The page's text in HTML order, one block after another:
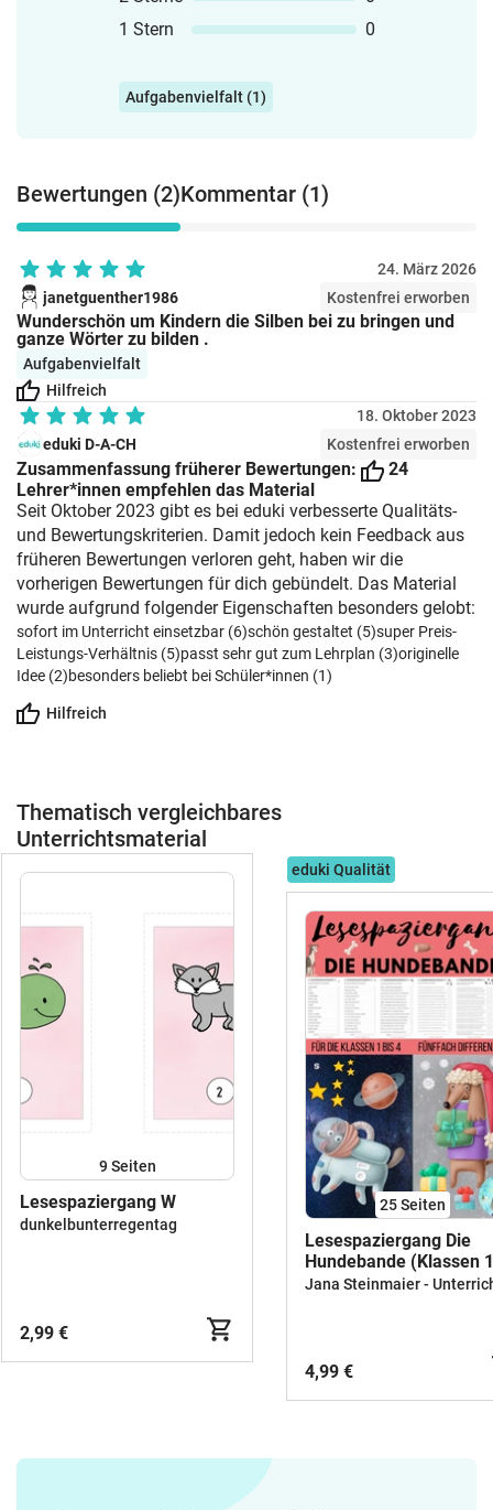
kleinen Teilen sind Wörter viel leichter
akustisch, visuell und motorisch zu
schreiben.Der entscheidende Faktor bei
der silbenorientierten Lese-
visuell-akustische Einheiten (also Silben)
angeboten und Analyse- bzw.
Segmentierstrategien gelernt
werden. Während des Trainings sollen
Wörtern in Silben und das Konzept der
Silbe (jede Silbe enthält einen Vokal)
schriftlich vorgegebenen Wörtern in
Wörtern geübt werden.Die
Aufgabenstellungen:· Silben
klatschen oder schwingen· Welche
Silbe passt hier? - "Ordne die Silben zu!"·
Silben finden und
zusammenlegentags: #Silben lesen #mit
Silben lesen lernen #Silbenmethode
#Silbenschwingen #Silbenspiel #Silben
Spiele #Freiarbeitsmaterial Deutsch
#Anfangsunterricht Deutsch #Silben in
#Silbenklatschen #wachsendes
Materialpaket #Sparpaket Deutsch#
Freiarbeitsmaterial Deutsch
1 Stern
0
Aufgabenvielfalt (1)
Bewertungen (2)Kommentar (1)
24. März 2026
janetguenther1986
Kostenfrei erworben
Wunderschön um Kindern die Silben bei zu bringen und
ganze Wörter zu bilden .
Aufgabenvielfalt
Hilfreich
18. Oktober 2023
eduki D-A-CH
Kostenfrei erworben
Zusammenfassung früherer Bewertungen:
24
Lehrer*innen empfehlen das Material
Seit Oktober 2023 gibt es bei eduki verbesserte Qualitäts-
und Bewertungskriterien. Damit jedoch kein Feedback aus
früheren Bewertungen verloren geht, haben wir die
vorherigen Bewertungen für dich gebündelt. Das Material
wurde aufgrund folgender Eigenschaften besonders gelobt:
sofort im Unterricht einsetzbar (6)schön gestaltet (5)super Preis-
Leistungs-Verhältnis (5)passt sehr gut zum Lehrplan (3)originelle
Idee (2)besonders beliebt bei Schüler*innen (1)
Hilfreich
Thematisch vergleichbares
Unterrichtsmaterial
9Seiten
Lesespaziergang W
dunkelbunterregentag
2,99 €
eduki Qualität
25Seiten
Lesespaziergang Die
Hundebande (Klassen
inkl. Lesespiel "Ich
4,99 €